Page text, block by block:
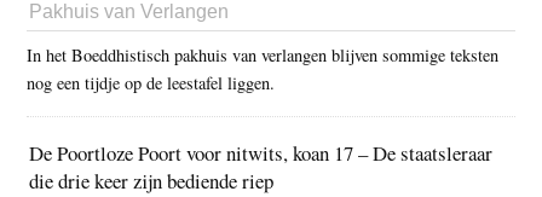
Pakhuis van Verlangen
In het Boeddhistisch pakhuis van verlangen blijven sommige teksten
nog een tijdje op de leestafel liggen.
De Poortloze Poort voor nitwits, koan 17 – De staatsleraar
die drie keer zijn bediende riep